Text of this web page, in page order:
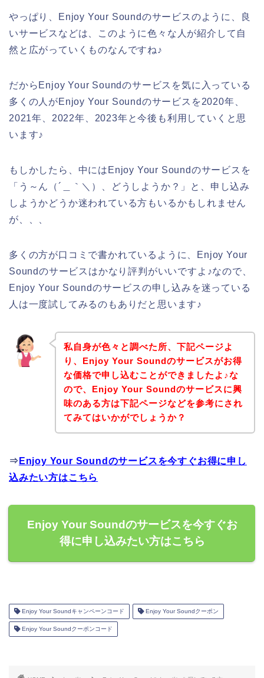
やっぱり、Enjoy Your Soundのサービスのように、良
いサービスなどは、このように色々な人が紹介して自
然と広がっていくものなんですね♪
だからEnjoy Your Soundのサービスを気に入っている
多くの人がEnjoy Your Soundのサービスを2020年、
2021年、2022年、2023年と今後も利用していくと思
います♪
もしかしたら、中にはEnjoy Your Soundのサービスを
「う～ん（´＿｀＼）、どうしようか？」と、申し込み
しようかどうか迷われている方もいるかもしれません
が、、、
多くの方が口コミで書かれているように、Enjoy Your
Soundのサービスはかなり評判がいいですよ♪なので、
Enjoy Your Soundのサービスの申し込みを迷っている
人は一度試してみるのもありだと思います♪
私自身が色々と調べた所、下記ページよ
り、Enjoy Your Soundのサービスがお得
な価格で申し込むことができましたよ♪な
ので、Enjoy Your Soundのサービスに興
味のある方は下記ページなどを参考にされ
てみてはいかがでしょうか？
⇒ Enjoy Your Soundのサービスを今すぐお得に申し
込みたい方はこちら
Enjoy Your Soundのサービスを今すぐお
得に申し込みたい方はこちら
Enjoy Your Soundキャンペーンコード Enjoy Your Soundクーポン
Enjoy Your Soundクーポンコード